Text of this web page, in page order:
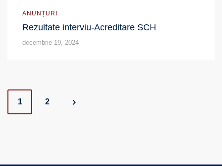
ANUNȚURI
Rezultate interviu-Acreditare SCH
decembrie 19, 2024
Posts
1 2